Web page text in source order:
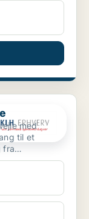
med
til et
fra